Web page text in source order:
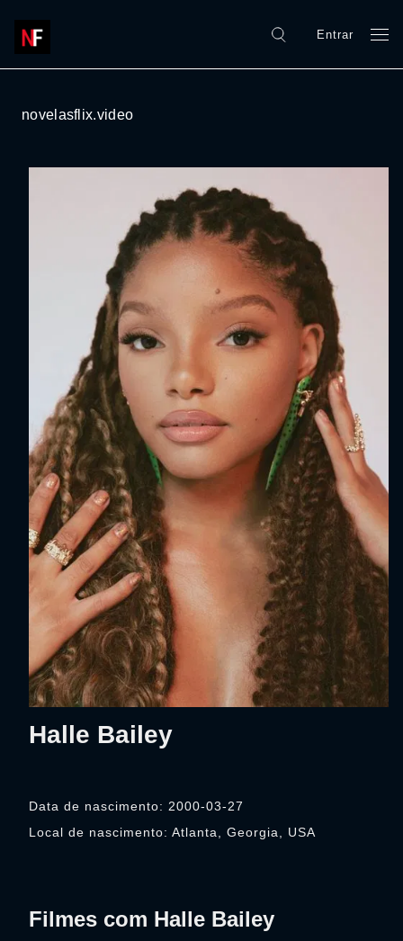
Entrar
novelasflix.video
Halle Bailey
Data de nascimento: 2000-03-27
Local de nascimento: Atlanta, Georgia, USA
Filmes com Halle Bailey